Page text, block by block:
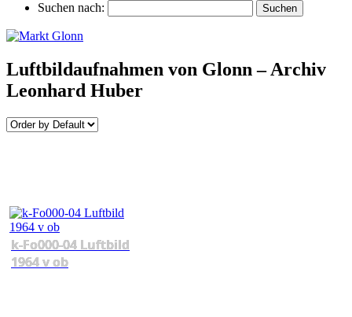
Suchen nach:
Luftbildaufnahmen von Glonn – Archiv
Leonhard Huber
k-Fo000-04 Luftbild
1964 v ob